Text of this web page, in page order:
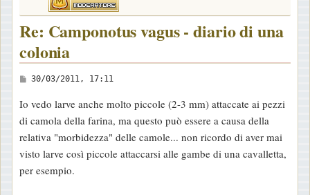
Re: Camponotus vagus - diario di una
colonia
M
s
s
a
g
g
30/03/2011, 17:11
Io vedo larve anche molto piccole (2-3 mm) attaccate ai pezzi
di camola della farina, ma questo può essere a causa della
relativa "morbidezza" delle camole... non ricordo di aver mai
visto larve così piccole attaccarsi alle gambe di una cavalletta,
per esempio.